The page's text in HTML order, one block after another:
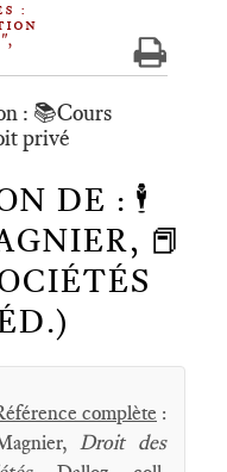
:
: 📚Cours
privé
DE : 🕴️
📕
complète :
Droit des